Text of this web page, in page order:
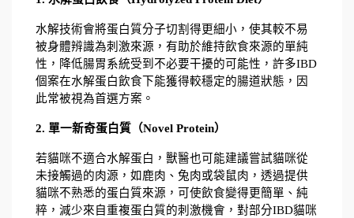
水解技術會將蛋白質分子切割得更細小，使其較不易
被身體辨識為刺激來源，有助於維持飲食來源的單純
性，降低腸胃系統受到不必要干擾的可能性，許多IBD
個案在水解蛋白飲食下能獲得較穩定的腸道狀態，因
此常被視為首選方案。
2. 單一新奇蛋白質（Novel Protein）
若貓咪不適合水解蛋白，獸醫也可能建議嘗試貓咪從
未接觸過的肉源，如鹿肉、兔肉或袋鼠肉，透過提供
貓咪不熟悉的蛋白質來源，可使飲食變得更簡單、純
粹，減少來自重複蛋白質的刺激機會，對部分IBD貓咪